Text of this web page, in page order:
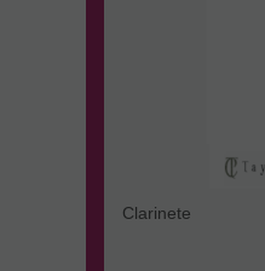
Clarinete